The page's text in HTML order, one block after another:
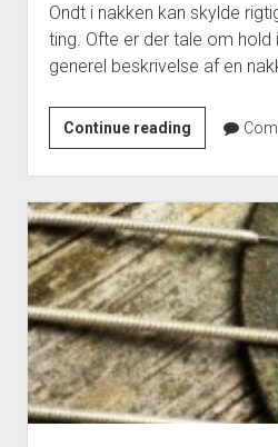
Ondt i nakken kan skylde
ting. Ofte er der tale om hold
generel beskrivelse af en
Continue readingSlip
af
med
dine